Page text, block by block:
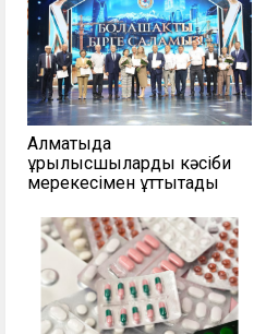
Алматыда
құрылысшыларды кәсіби
мерекесімен құттықтады